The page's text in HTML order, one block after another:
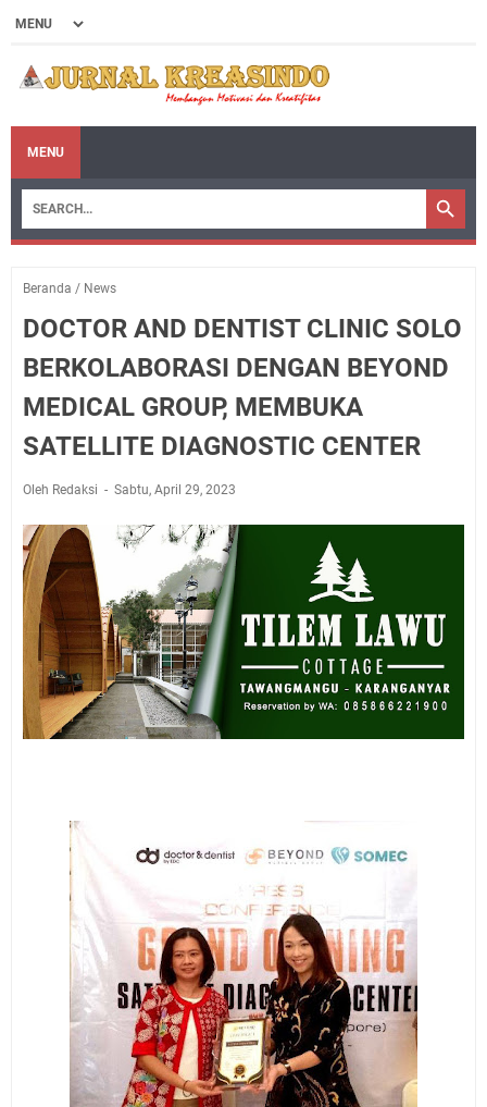
MENU
Beranda / News
DOCTOR AND DENTIST CLINIC SOLO
BERKOLABORASI DENGAN BEYOND
MEDICAL GROUP, MEMBUKA
SATELLITE DIAGNOSTIC CENTER
Oleh Redaksi Sabtu, April 29, 2023